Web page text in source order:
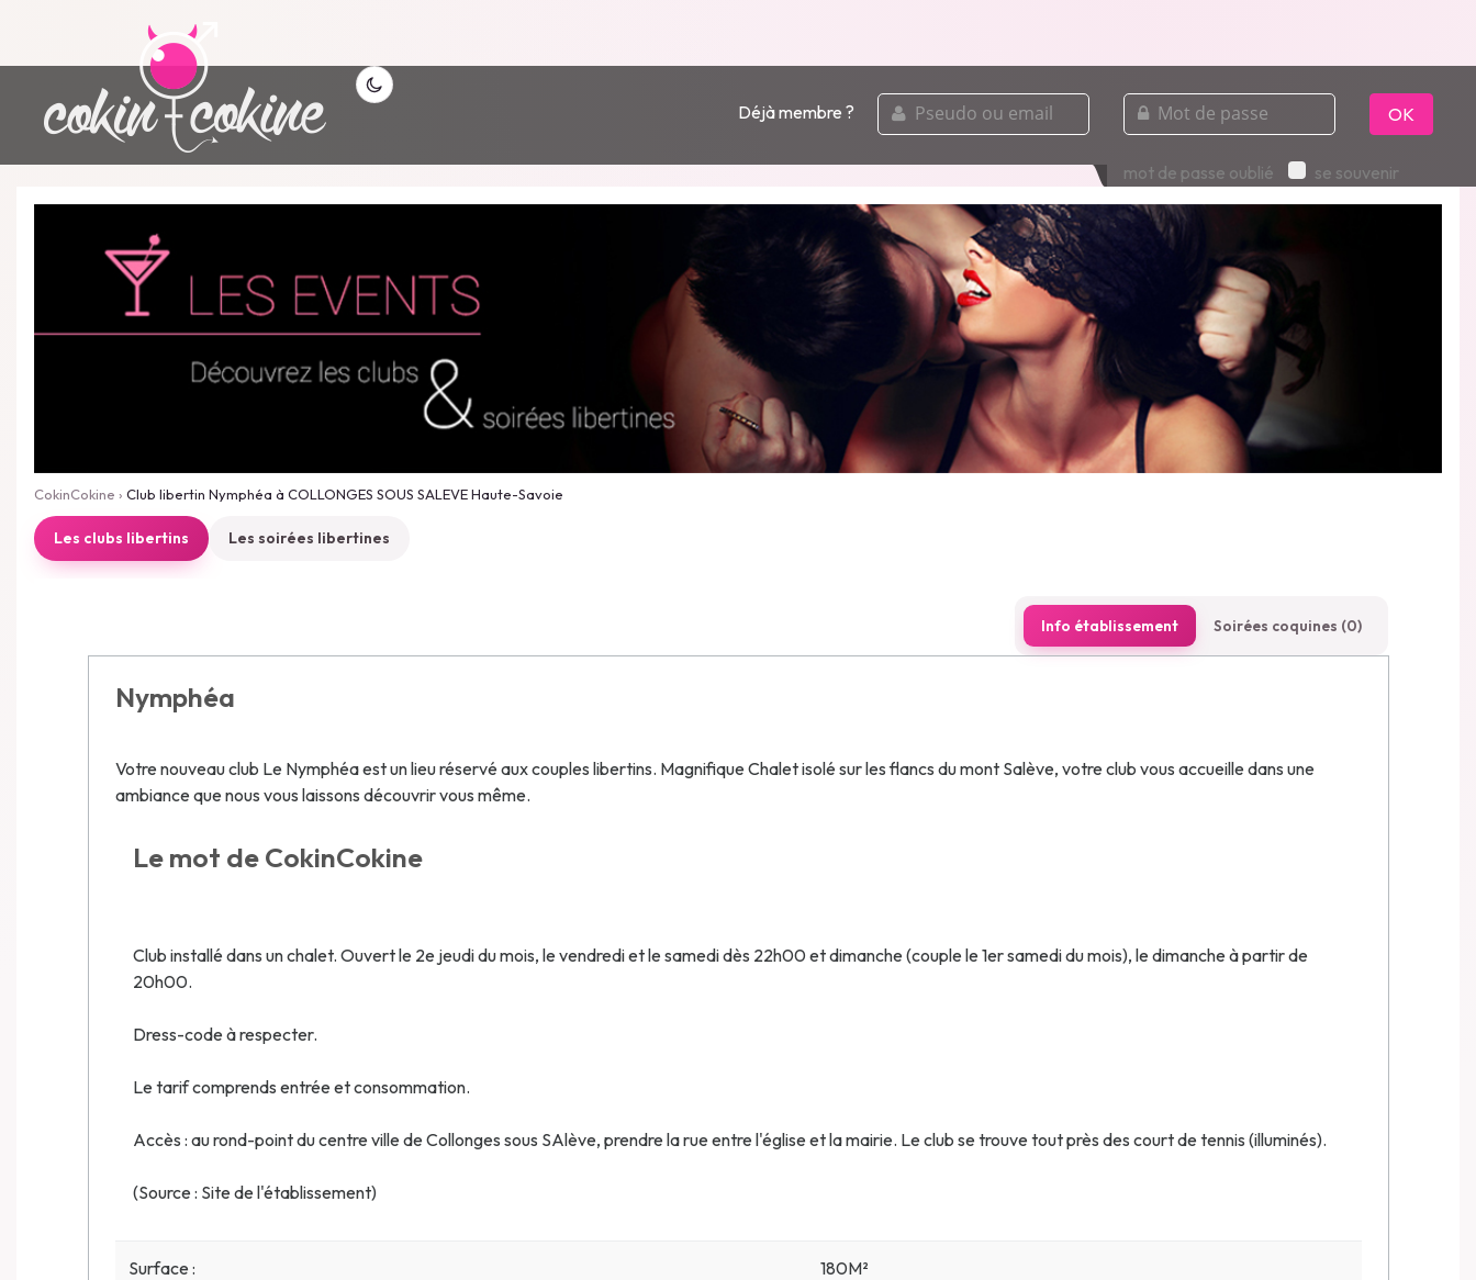
Déjà membre ?
pseudo
ou
email
mot
de
passe
OK
mot de passe oublié se souvenir
CokinCokine › Club libertin Nymphéa à COLLONGES SOUS SALEVE Haute-Savoie
Les clubs libertins Les soirées libertines
Info établissement Soirées coquines (0)
Nymphéa
Votre nouveau club Le Nymphéa est un lieu réservé aux couples libertins. Magnifique Chalet isolé sur les flancs du mont Salève, votre club vous accueille dans une
ambiance que nous vous laissons découvrir vous même.
Le mot de CokinCokine
Club installé dans un chalet. Ouvert le 2e jeudi du mois, le vendredi et le samedi dès 22h00 et dimanche (couple le 1er samedi du mois), le dimanche à partir de
20h00.
Dress-code à respecter.
Le tarif comprends entrée et consommation.
Accès : au rond-point du centre ville de Collonges sous SAlève, prendre la rue entre l'église et la mairie. Le club se trouve tout près des court de tennis (illuminés).
(Source : Site de l'établissement)
Surface : 180M²